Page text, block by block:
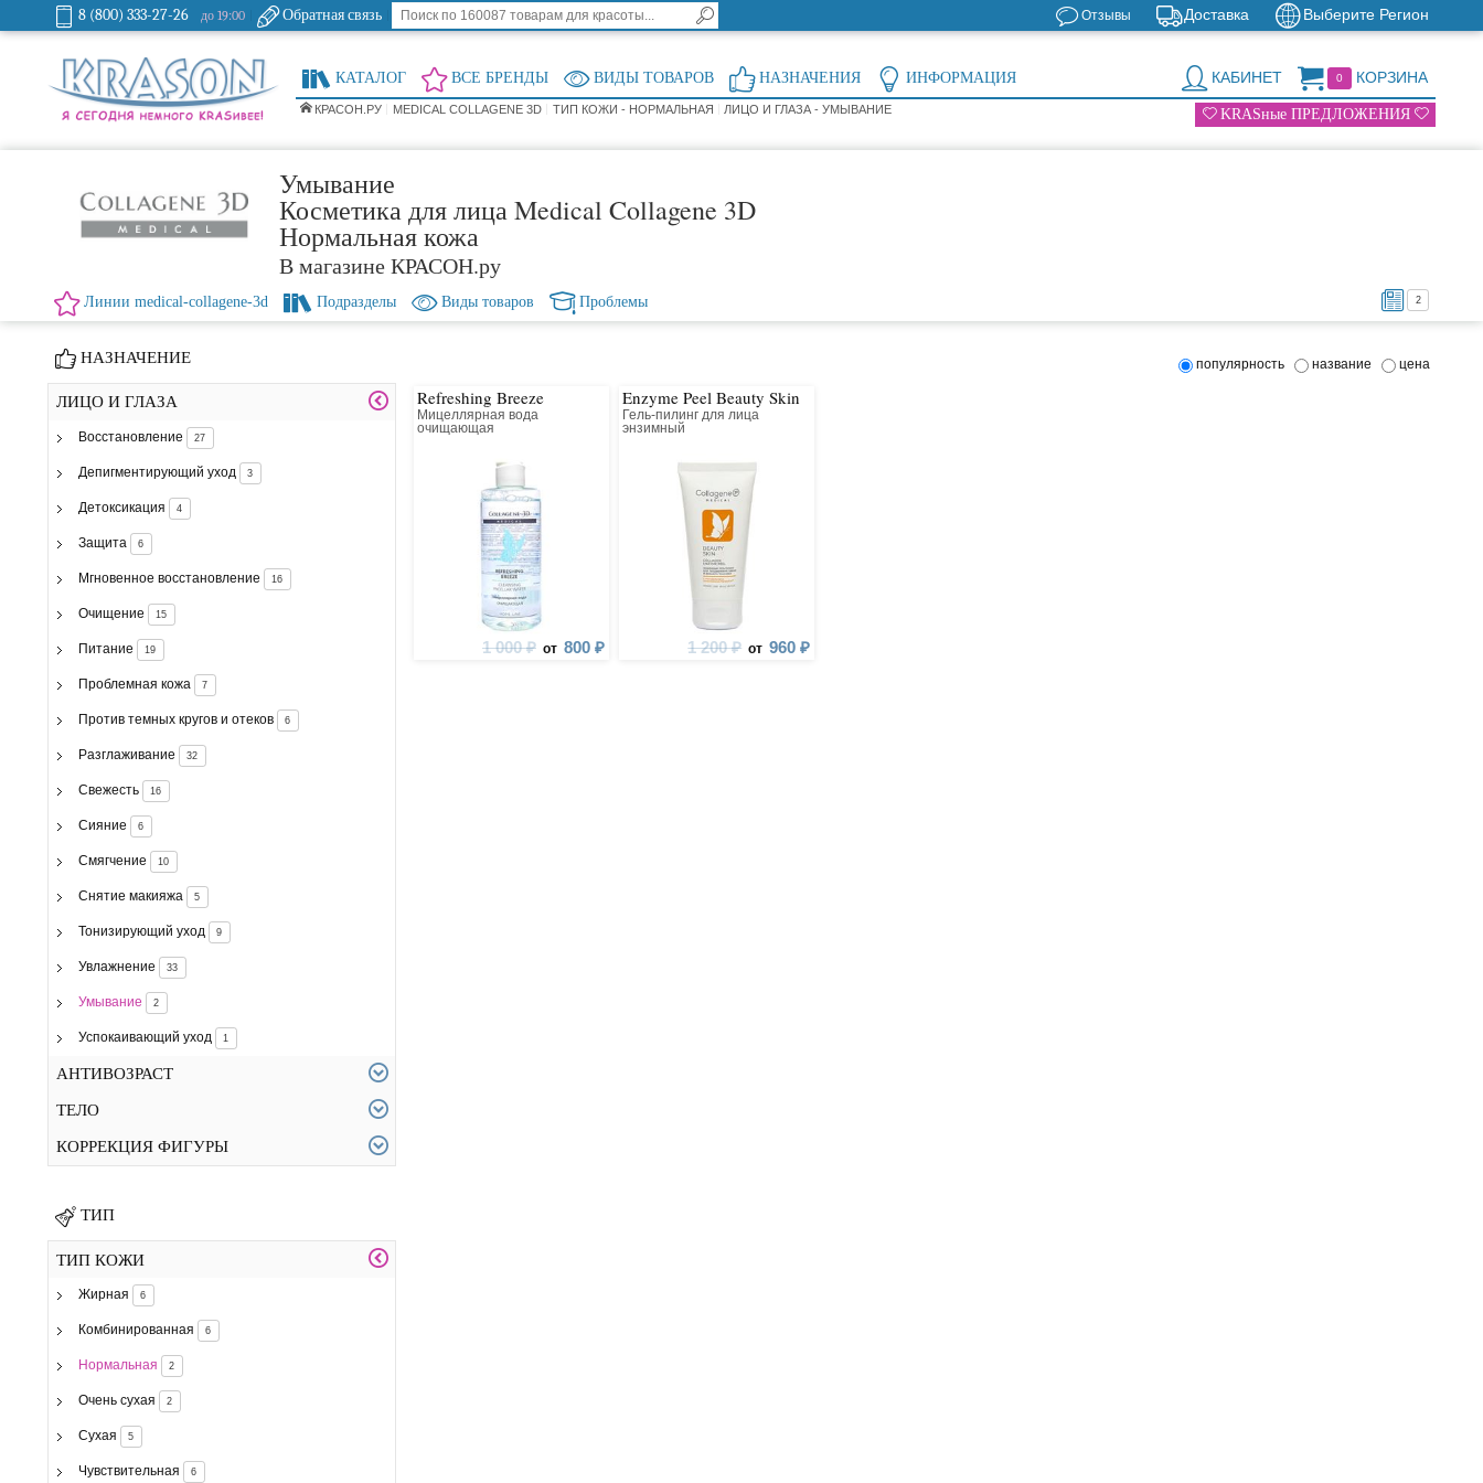
8 (800) 333-27-26 до 19:00 Обратная связь Выберите Регион
Доставка
Отзывы
0 КОРЗИНА
КАБИНЕТ
КАТАЛОГ ВСЕ БРЕНДЫ ВИДЫ ТОВАРОВ НАЗНАЧЕНИЯ ИНФОРМАЦИЯ
КРАСОН.РУ MEDICAL COLLAGENE 3D ТИП КОЖИ - НОРМАЛЬНАЯ ЛИЦО И ГЛАЗА - УМЫВАНИЕ KRASные ПРЕДЛОЖЕНИЯ
Умывание
Косметика для лица Medical Collagene 3D
Нормальная кожа
В магазине КРАСОН.ру
2
Линии medical-collagene-3d Подразделы Виды товаров Проблемы
НАЗНАЧЕНИЕ
ЛИЦО И ГЛАЗА
Восстановление 27
Депигментирующий уход 3
Детоксикация 4
Защита 6
Мгновенное восстановление 16
Очищение 15
Питание 19
Проблемная кожа 7
Против темных кругов и отеков 6
Разглаживание 32
Свежесть 16
Сияние 6
Смягчение 10
Снятие макияжа 5
Тонизирующий уход 9
Увлажнение 33
Умывание 2
Успокаивающий уход 1
АНТИВОЗРАСТ
ТЕЛО
КОРРЕКЦИЯ ФИГУРЫ
ТИП
ТИП КОЖИ
Жирная 6
Комбинированная 6
Нормальная 2
Очень сухая 2
Сухая 5
Чувствительная 6
популярность название цена
Refreshing Breeze
Мицеллярная вода
очищающая
1 000 ₽ от 800 ₽
Enzyme Peel Beauty Skin
Гель-пилинг для лица
энзимный
1 200 ₽ от 960 ₽